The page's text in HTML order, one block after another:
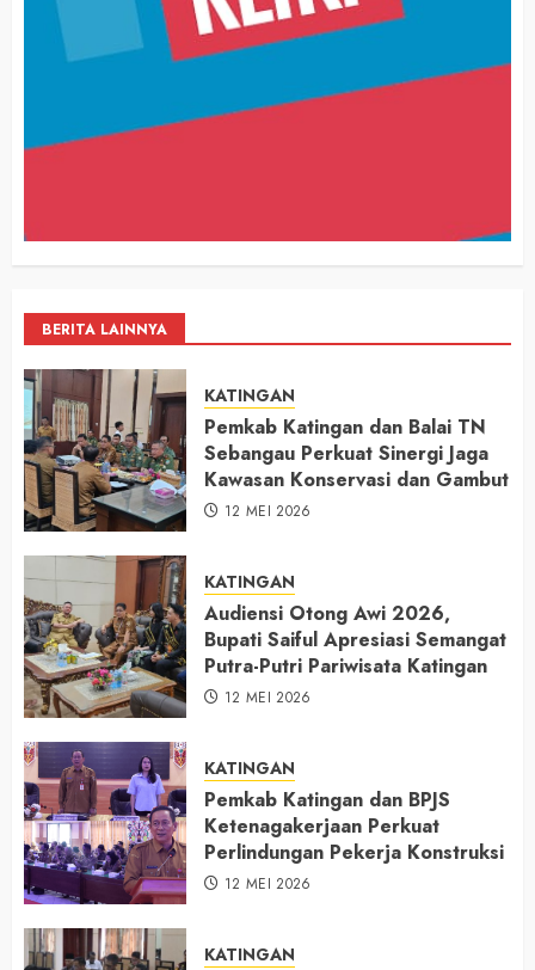
BERITA LAINNYA
KATINGAN
Pemkab Katingan dan Balai TN
Sebangau Perkuat Sinergi Jaga
Kawasan Konservasi dan Gambut
12 MEI 2026
KATINGAN
Audiensi Otong Awi 2026,
Bupati Saiful Apresiasi Semangat
Putra-Putri Pariwisata Katingan
12 MEI 2026
KATINGAN
Pemkab Katingan dan BPJS
Ketenagakerjaan Perkuat
Perlindungan Pekerja Konstruksi
12 MEI 2026
KATINGAN